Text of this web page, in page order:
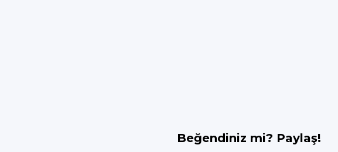
Beğendiniz mi? Paylaş!